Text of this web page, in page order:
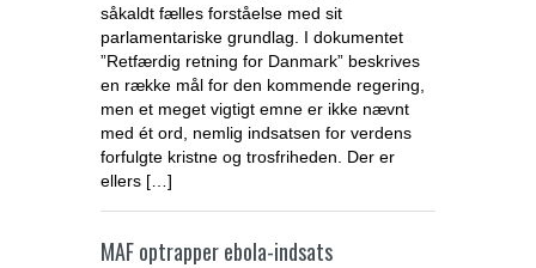
såkaldt fælles forståelse med sit
parlamentariske grundlag. I dokumentet
”Retfærdig retning for Danmark” beskrives
en række mål for den kommende regering,
men et meget vigtigt emne er ikke nævnt
med ét ord, nemlig indsatsen for verdens
forfulgte kristne og trosfriheden. Der er
ellers […]
MAF optrapper ebola-indsats